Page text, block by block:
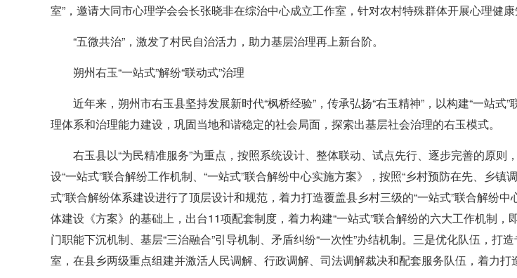
室”，邀请大同市心理学会会长张晓非在综治中心成立工作室，针对农村特殊群体开展心理健
“五微共治”，激发了村民自治活力，助力基层治理再上新台阶。
朔州右玉“一站式”解纷“联动式”治理
近年来，朔州市右玉县坚持发展新时代“枫桥经验”，传承弘扬“右玉精神”，以构建“一站
理体系和治理能力建设，巩固当地和谐稳定的社会局面，探索出基层社会治理的右玉模式。
右玉县以“为民精准服务”为重点，按照系统设计、整体联动、试点先行、逐步完善的原
设“一站式”联合解纷工作机制、“一站式”联合解纷中心实施方案》，按照“乡村预防在先、乡
式”联合解纷体系建设进行了顶层设计和规范，着力打造覆盖县乡村三级的“一站式”联合解纷
体建设《方案》的基础上，出台11项配套制度，着力构建“一站式”联合解纷的六大工作机制
门职能下沉机制、基层“三治融合”引导机制、矛盾纠纷“一次性”办结机制。三是优化队伍，
室，在县乡两级重点组建并激活人民调解、行政调解、司法调解裁决和配套服务队伍，着力